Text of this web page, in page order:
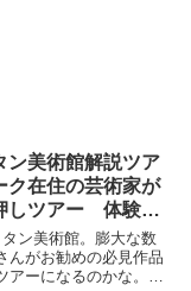
ン美術館解説ツア
ク在住の芸術家が
しツアー 体験記
ン美術館。膨大な数
んがお勧めの必見作品
アーになるのかな。楽